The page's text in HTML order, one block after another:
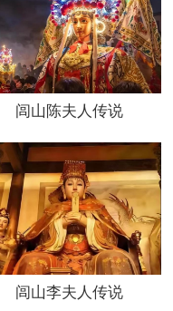
闾山陈夫人传说
闾山李夫人传说